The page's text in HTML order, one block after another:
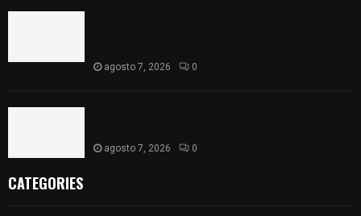
agosto 7, 2026 0
agosto 7, 2026 0
CATEGORIES